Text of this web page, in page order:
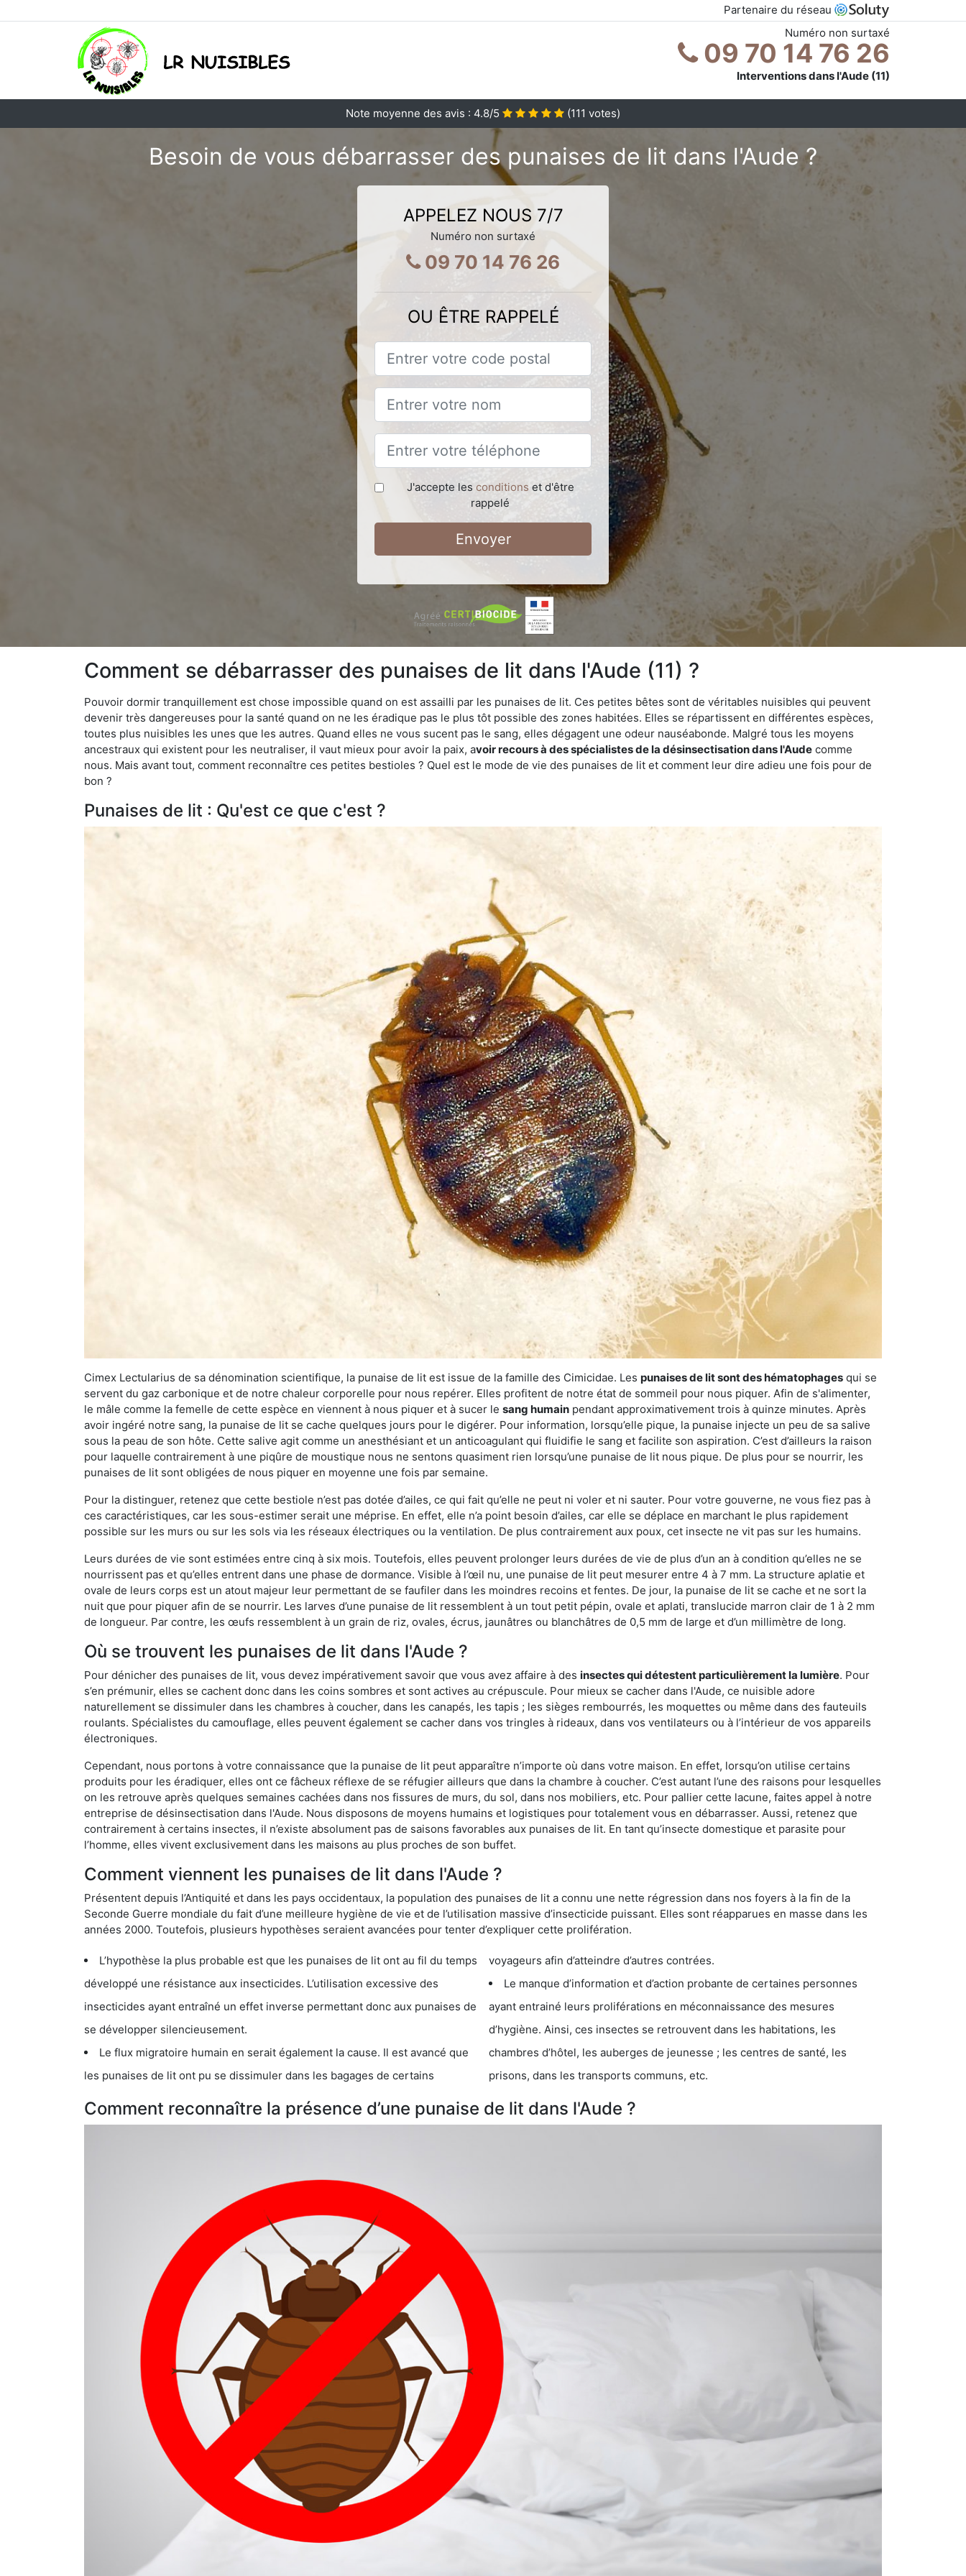
Partenaire du réseau
Numéro non surtaxé
09 70 14 76 26
Interventions dans l'Aude (11)
Note moyenne des avis : 4.8/5 (111 votes)
Besoin de vous débarrasser des punaises de lit dans l'Aude ?
APPELEZ NOUS 7/7
Numéro non surtaxé
09 70 14 76 26
OU ÊTRE RAPPELÉ
J'accepte les conditions et d'être
rappelé
Envoyer
Comment se débarrasser des punaises de lit dans l'Aude (11) ?
Pouvoir dormir tranquillement est chose impossible quand on est assailli par les punaises de lit. Ces petites bêtes sont de véritables nuisibles qui peuvent
devenir très dangereuses pour la santé quand on ne les éradique pas le plus tôt possible des zones habitées. Elles se répartissent en différentes espèces,
toutes plus nuisibles les unes que les autres. Quand elles ne vous sucent pas le sang, elles dégagent une odeur nauséabonde. Malgré tous les moyens
ancestraux qui existent pour les neutraliser, il vaut mieux pour avoir la paix, avoir recours à des spécialistes de la désinsectisation dans l'Aude comme
nous. Mais avant tout, comment reconnaître ces petites bestioles ? Quel est le mode de vie des punaises de lit et comment leur dire adieu une fois pour de
bon ?
Punaises de lit : Qu'est ce que c'est ?
Cimex Lectularius de sa dénomination scientifique, la punaise de lit est issue de la famille des Cimicidae. Les punaises de lit sont des hématophages qui se
servent du gaz carbonique et de notre chaleur corporelle pour nous repérer. Elles profitent de notre état de sommeil pour nous piquer. Afin de s'alimenter,
le mâle comme la femelle de cette espèce en viennent à nous piquer et à sucer le sang humain pendant approximativement trois à quinze minutes. Après
avoir ingéré notre sang, la punaise de lit se cache quelques jours pour le digérer. Pour information, lorsqu’elle pique, la punaise injecte un peu de sa salive
sous la peau de son hôte. Cette salive agit comme un anesthésiant et un anticoagulant qui fluidifie le sang et facilite son aspiration. C’est d’ailleurs la raison
pour laquelle contrairement à une piqûre de moustique nous ne sentons quasiment rien lorsqu’une punaise de lit nous pique. De plus pour se nourrir, les
punaises de lit sont obligées de nous piquer en moyenne une fois par semaine.
Pour la distinguer, retenez que cette bestiole n’est pas dotée d’ailes, ce qui fait qu’elle ne peut ni voler et ni sauter. Pour votre gouverne, ne vous fiez pas à
ces caractéristiques, car les sous-estimer serait une méprise. En effet, elle n’a point besoin d’ailes, car elle se déplace en marchant le plus rapidement
possible sur les murs ou sur les sols via les réseaux électriques ou la ventilation. De plus contrairement aux poux, cet insecte ne vit pas sur les humains.
Leurs durées de vie sont estimées entre cinq à six mois. Toutefois, elles peuvent prolonger leurs durées de vie de plus d’un an à condition qu’elles ne se
nourrissent pas et qu’elles entrent dans une phase de dormance. Visible à l’œil nu, une punaise de lit peut mesurer entre 4 à 7 mm. La structure aplatie et
ovale de leurs corps est un atout majeur leur permettant de se faufiler dans les moindres recoins et fentes. De jour, la punaise de lit se cache et ne sort la
nuit que pour piquer afin de se nourrir. Les larves d’une punaise de lit ressemblent à un tout petit pépin, ovale et aplati, translucide marron clair de 1 à 2 mm
de longueur. Par contre, les œufs ressemblent à un grain de riz, ovales, écrus, jaunâtres ou blanchâtres de 0,5 mm de large et d’un millimètre de long.
Où se trouvent les punaises de lit dans l'Aude ?
Pour dénicher des punaises de lit, vous devez impérativement savoir que vous avez affaire à des insectes qui détestent particulièrement la lumière. Pour
s’en prémunir, elles se cachent donc dans les coins sombres et sont actives au crépuscule. Pour mieux se cacher dans l'Aude, ce nuisible adore
naturellement se dissimuler dans les chambres à coucher, dans les canapés, les tapis ; les sièges rembourrés, les moquettes ou même dans des fauteuils
roulants. Spécialistes du camouflage, elles peuvent également se cacher dans vos tringles à rideaux, dans vos ventilateurs ou à l’intérieur de vos appareils
électroniques.
Cependant, nous portons à votre connaissance que la punaise de lit peut apparaître n’importe où dans votre maison. En effet, lorsqu’on utilise certains
produits pour les éradiquer, elles ont ce fâcheux réflexe de se réfugier ailleurs que dans la chambre à coucher. C’est autant l’une des raisons pour lesquelles
on les retrouve après quelques semaines cachées dans nos fissures de murs, du sol, dans nos mobiliers, etc. Pour pallier cette lacune, faites appel à notre
entreprise de désinsectisation dans l'Aude. Nous disposons de moyens humains et logistiques pour totalement vous en débarrasser. Aussi, retenez que
contrairement à certains insectes, il n’existe absolument pas de saisons favorables aux punaises de lit. En tant qu’insecte domestique et parasite pour
l’homme, elles vivent exclusivement dans les maisons au plus proches de son buffet.
Comment viennent les punaises de lit dans l'Aude ?
Présentent depuis l’Antiquité et dans les pays occidentaux, la population des punaises de lit a connu une nette régression dans nos foyers à la fin de la
Seconde Guerre mondiale du fait d’une meilleure hygiène de vie et de l’utilisation massive d’insecticide puissant. Elles sont réapparues en masse dans les
années 2000. Toutefois, plusieurs hypothèses seraient avancées pour tenter d’expliquer cette prolifération.
L’hypothèse la plus probable est que les punaises de lit ont au fil du temps
développé une résistance aux insecticides. L’utilisation excessive des
insecticides ayant entraîné un effet inverse permettant donc aux punaises de
se développer silencieusement.
Le flux migratoire humain en serait également la cause. Il est avancé que
les punaises de lit ont pu se dissimuler dans les bagages de certains
voyageurs afin d’atteindre d’autres contrées.
Le manque d’information et d’action probante de certaines personnes
ayant entrainé leurs proliférations en méconnaissance des mesures
d’hygiène. Ainsi, ces insectes se retrouvent dans les habitations, les
chambres d’hôtel, les auberges de jeunesse ; les centres de santé, les
prisons, dans les transports communs, etc.
Comment reconnaître la présence d’une punaise de lit dans l'Aude ?